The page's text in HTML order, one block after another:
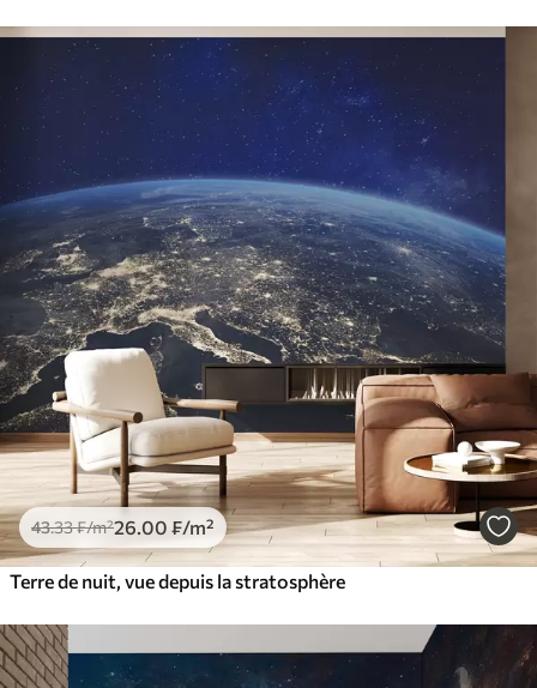
43.33₣/m²26 .00 ₣/m²
Terre de nuit, vue depuis la stratosphère